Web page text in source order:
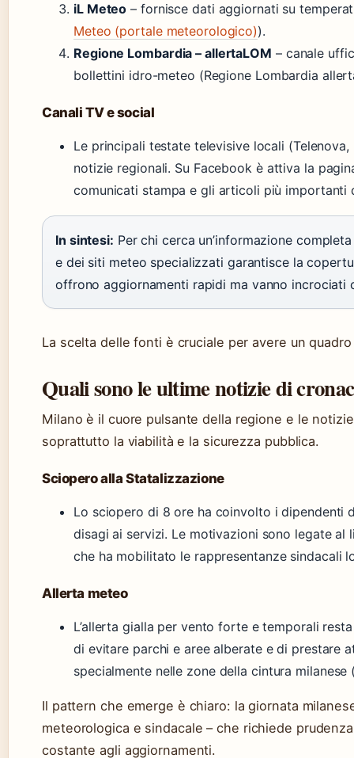
iL Meteo – fornisce dati aggiornati su
Meteo (portale meteorologico)).
Regione Lombardia – allertaLOM – canale
bollettini idro-meteo (Regione Lombardia
Canali TV e social
Le principali testate televisive locali
notizie regionali. Su Facebook è attiva la
comunicati stampa e gli articoli più importanti
In sintesi: Per chi cerca un’informazione
e dei siti meteo specializzati garantisce la
offrono aggiornamenti rapidi ma vanno incrociati
La scelta delle fonti è cruciale per avere un
Quali sono le ultime notizie di
Milano è il cuore pulsante della regione e le
soprattutto la viabilità e la sicurezza pubblica.
Sciopero alla Statalizzazione
Lo sciopero di 8 ore ha coinvolto i dipendenti
disagi ai servizi. Le motivazioni sono legate al
che ha mobilitato le rappresentanze sindacali
Allerta meteo
L’allerta gialla per vento forte e temporali
di evitare parchi e aree alberate e di prestare
specialmente nelle zone della cintura
Il pattern che emerge è chiaro: la giornata
meteorologica e sindacale – che richiede
costante agli aggiornamenti.